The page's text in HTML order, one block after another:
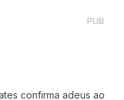
PUB
confirma adeus ao